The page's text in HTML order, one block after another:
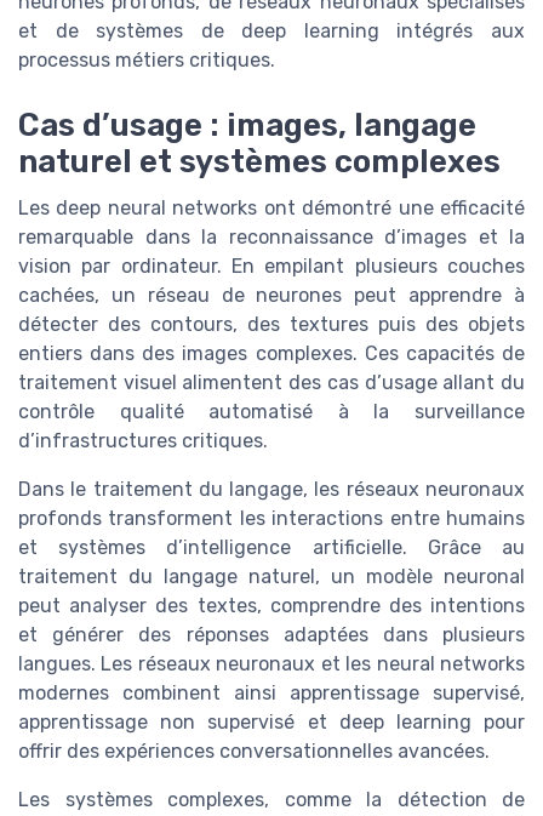
et de systèmes de deep learning intégrés aux
processus métiers critiques.
Cas d’usage : images, langage
naturel et systèmes complexes
Les deep neural networks ont démontré une efficacité
remarquable dans la reconnaissance d’images et la
vision par ordinateur. En empilant plusieurs couches
cachées, un réseau de neurones peut apprendre à
détecter des contours, des textures puis des objets
entiers dans des images complexes. Ces capacités de
traitement visuel alimentent des cas d’usage allant du
contrôle qualité automatisé à la surveillance
d’infrastructures critiques.
Dans le traitement du langage, les réseaux neuronaux
profonds transforment les interactions entre humains
et systèmes d’intelligence artificielle. Grâce au
traitement du langage naturel, un modèle neuronal
peut analyser des textes, comprendre des intentions
et générer des réponses adaptées dans plusieurs
langues. Les réseaux neuronaux et les neural networks
modernes combinent ainsi apprentissage supervisé,
apprentissage non supervisé et deep learning pour
offrir des expériences conversationnelles avancées.
Les systèmes complexes, comme la détection de